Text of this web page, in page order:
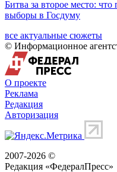
Битва за второе место: что
выборы в Госдуму
все актуальные сюжеты
© Информационное
О проекте
Реклама
Редакция
Авторизация
2007-2026 ©
Редакция «ФедералПресс»